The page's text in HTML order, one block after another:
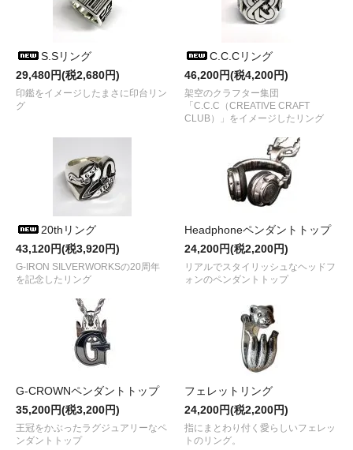
S.Sリング
29,480円(税2,680円)
印鑑をイメージしたまさに印台リン
グ
C.C.Cリング
46,200円(税4,200円)
架空のクラフター集団
「C.C.C（CREATIVE CRAFT
CLUB）」をイメージしたリング
20thリング
43,120円(税3,920円)
G-IRON SILVERWORKSの20周年
を記念したリング
Headphoneペンダントトップ
24,200円(税2,200円)
リアルでスタイリッシュなヘッドフ
ォンのペンダントトップ
G-CROWNペンダントトップ
35,200円(税3,200円)
王冠をかぶったラグジュアリーなペ
ンダントトップ
フェレットリング
24,200円(税2,200円)
指にまとわり付く愛らしいフェレッ
トのリング。